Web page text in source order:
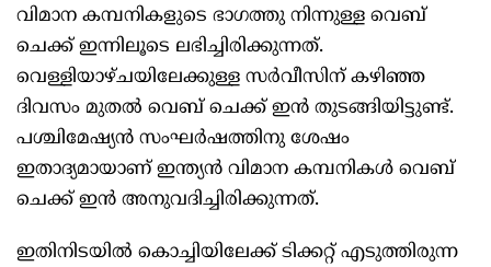
വിമാന കമ്പനികളുടെ ഭാഗത്തു നിന്നുള്ള വെബ്
ചെക്ക് ഇന്നിലൂടെ ലഭിച്ചിരിക്കുന്നത്.
വെള്ളിയാഴ്ചയിലേക്കുള്ള സർവീസിന് കഴിഞ്ഞ
ദിവസം മുതൽ വെബ് ചെക്ക് ഇൻ തുടങ്ങിയിട്ടുണ്ട്.
പശ്ചിമേഷ്യൻ സംഘർഷത്തിനു ശേഷം
ഇതാദ്യമായാണ് ഇന്ത്യൻ വിമാന കമ്പനികൾ വെബ്
ചെക്ക് ഇൻ അനുവദിച്ചിരിക്കുന്നത്.
ഇതിനിടയിൽ കൊച്ചിയിലേക്ക് ടിക്കറ്റ് എടുത്തിരുന്ന